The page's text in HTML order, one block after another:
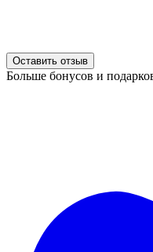
Оставить отзыв
Больше бонусов и